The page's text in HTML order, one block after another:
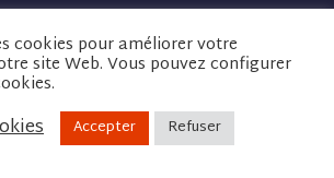
Mandelieu
La Napoule
cookies pour améliorer votre
site Web. Vous pouvez configurer
Accepter Refuser